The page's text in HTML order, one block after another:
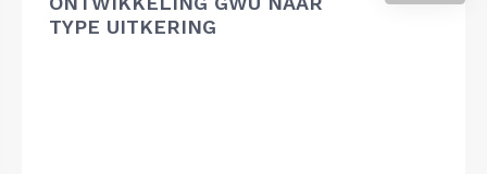
TYPE UITKERING